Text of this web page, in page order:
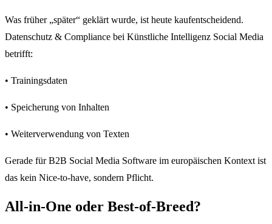
Was früher „später“ geklärt wurde, ist heute kaufentscheidend.
Datenschutz & Compliance bei Künstliche Intelligenz Social Media
betrifft:
• Trainingsdaten
• Speicherung von Inhalten
• Weiterverwendung von Texten
Gerade für B2B Social Media Software im europäischen Kontext ist
das kein Nice-to-have, sondern Pflicht.
All-in-One oder Best-of-Breed?